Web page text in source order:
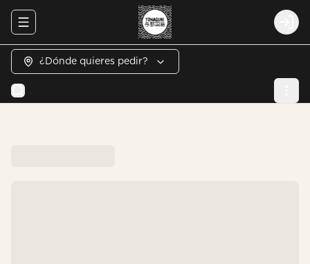
Abrir menu de navegación
¿Dónde quieres pedir?